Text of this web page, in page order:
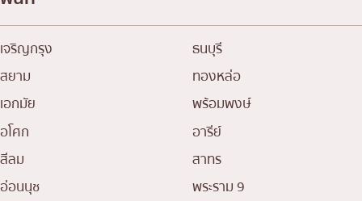
เจริญกรุง
ธนบุรี
สยาม
ทองหล่อ
เอกมัย
พร้อมพงษ์
อโศก
อารีย์
สีลม
สาทร
อ่อนนุช
พระราม 9